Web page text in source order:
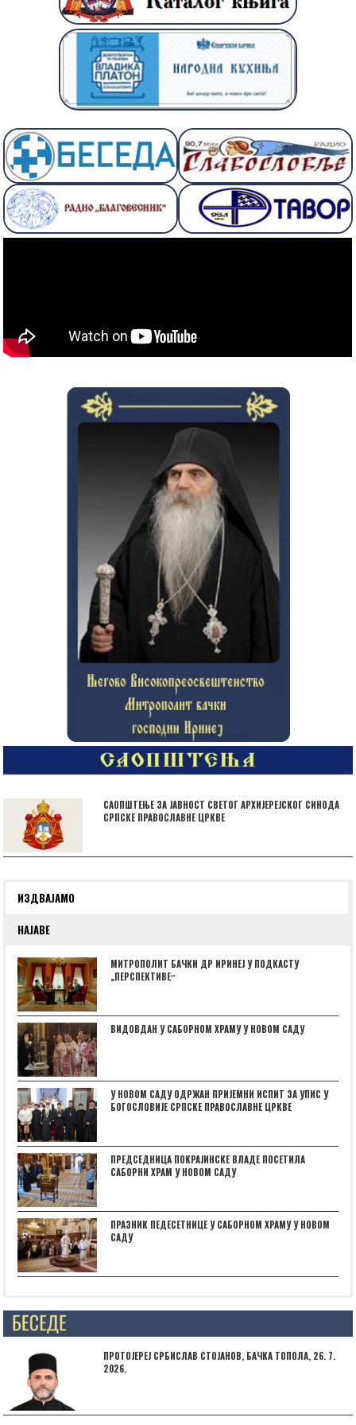
САОПШТЕЊЕ ЗА ЈАВНОСТ СВЕТОГ АРХИЈЕРЕЈСКОГ СИНОДА
СРПСКЕ ПРАВОСЛАВНЕ ЦРКВЕ
ИЗДВАЈАМО
НАЈАВЕ
МИТРОПОЛИТ БАЧКИ ДР ИРИНЕЈ У ПОДКАСТУ
„ПЕРСПЕКТИВЕˮ
ВИДОВДАН У САБОРНОМ ХРАМУ У НОВОМ САДУ
У НОВОМ САДУ ОДРЖАН ПРИЈЕМНИ ИСПИТ ЗА УПИС У
БОГОСЛОВИЈЕ СРПСКЕ ПРАВОСЛАВНЕ ЦРКВЕ
ПРЕДСЕДНИЦА ПОКРАЈИНСКЕ ВЛАДЕ ПОСЕТИЛА
САБОРНИ ХРАМ У НОВОМ САДУ
ПРАЗНИК ПЕДЕСЕТНИЦЕ У САБОРНОМ ХРАМУ У НОВОМ
САДУ
Posts not found
ПРОТОЈЕРЕЈ СРБИСЛАВ СТОЈАНОВ, БАЧКА ТОПОЛА, 26. 7.
2026.